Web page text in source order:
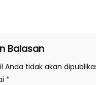
Balasan
Anda tidak akan
*